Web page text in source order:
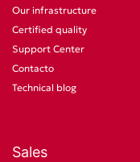
Our infrastructure
Certified quality
Support Center
Contacto
Technical blog
Sales